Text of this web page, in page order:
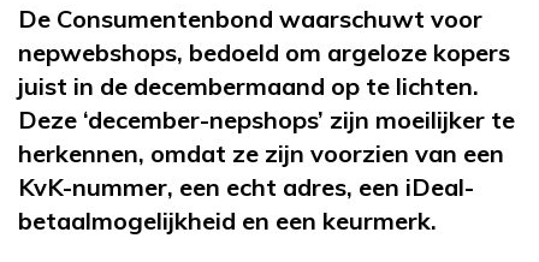
De Consumentenbond waarschuwt voor
nepwebshops, bedoeld om argeloze kopers
juist in de decembermaand op te lichten.
Deze ‘december-nepshops’ zijn moeilijker te
herkennen, omdat ze zijn voorzien van een
KvK-nummer, een echt adres, een iDeal-
betaalmogelijkheid en een keurmerk.